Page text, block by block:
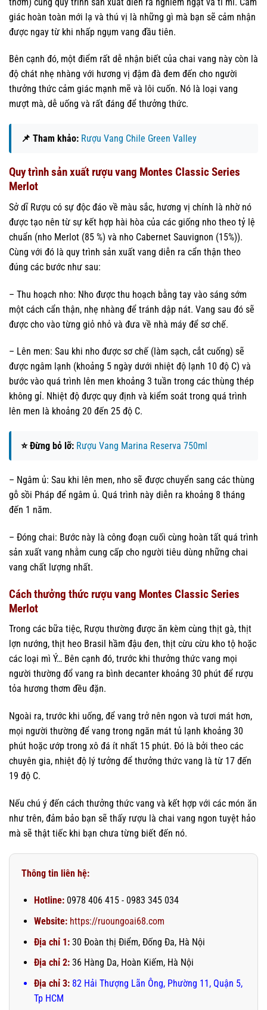
giác hoàn toàn mới lạ và thú vị là những gì mà bạn sẽ cảm nhận
được ngay từ khi nhấp ngụm vang đầu tiên.
Bên cạnh đó, một điểm rất dễ nhận biết của chai vang này còn là
độ chát nhẹ nhàng với hương vị đậm đà đem đến cho người
thưởng thức cảm giác mạnh mẽ và lôi cuốn. Nó là loại vang
mượt mà, dễ uống và rất đáng để thưởng thức.
📌 Tham khảo: Rượu Vang Chile Green Valley
Quy trình sản xuất rượu vang Montes Classic Series
Merlot
Sở dĩ Rượu có sự độc đáo về màu sắc, hương vị chính là nhờ nó
được tạo nên từ sự kết hợp hài hòa của các giống nho theo tỷ lệ
chuẩn (nho Merlot (85 %) và nho Cabernet Sauvignon (15%)).
Cùng với đó là quy trình sản xuất vang diễn ra cẩn thận theo
đúng các bước như sau:
– Thu hoạch nho: Nho được thu hoạch bằng tay vào sáng sớm
một cách cẩn thận, nhẹ nhàng để tránh dập nát. Vang sau đó sẽ
được cho vào từng giỏ nhỏ và đưa về nhà máy để sơ chế.
– Lên men: Sau khi nho được sơ chế (làm sạch, cắt cuống) sẽ
được ngâm lạnh (khoảng 5 ngày dưới nhiệt độ lạnh 10 độ C) và
bước vào quá trình lên men khoảng 3 tuần trong các thùng thép
không gỉ. Nhiệt độ được quy định và kiểm soát trong quá trình
lên men là khoảng 20 đến 25 độ C.
⭐ Đừng bỏ lỡ: Rượu Vang Marina Reserva 750ml
– Ngâm ủ: Sau khi lên men, nho sẽ được chuyển sang các thùng
gỗ sồi Pháp để ngâm ủ. Quá trình này diễn ra khoảng 8 tháng
đến 1 năm.
– Đóng chai: Bước này là công đoạn cuối cùng hoàn tất quá trình
sản xuất vang nhằm cung cấp cho người tiêu dùng những chai
vang chất lượng nhất.
Cách thưởng thức rượu vang Montes Classic Series
Merlot
Trong các bữa tiệc, Rượu thường được ăn kèm cùng thịt gà, thịt
lợn nướng, thịt heo Brasil hầm đậu đen, thịt cừu cừu kho tộ hoặc
các loại mì Ý… Bên cạnh đó, trước khi thưởng thức vang mọi
người thường đổ vang ra bình decanter khoảng 30 phút để rượu
tỏa hương thơm đều đặn.
Ngoài ra, trước khi uống, để vang trở nên ngon và tươi mát hơn,
mọi người thường để vang trong ngăn mát tủ lạnh khoảng 30
phút hoặc ướp trong xô đá ít nhất 15 phút. Đó là bởi theo các
chuyên gia, nhiệt độ lý tưởng để thưởng thức vang là từ 17 đến
19 độ C.
Nếu chú ý đến cách thưởng thức vang và kết hợp với các món ăn
như trên, đảm bảo bạn sẽ thấy rượu là chai vang ngon tuyệt hảo
mà sẽ thật tiếc khi bạn chưa từng biết đến nó.
Thông tin liên hệ:
Hotline:0978 406 415 - 0983 345 034
Website: https://ruoungoai68.com
Địa chỉ 1:30 Đoàn thị Điểm, Đống Đa, Hà Nội
Địa chỉ 2:36 Hàng Da, Hoàn Kiếm, Hà Nội
Địa chỉ 3:82 Hải Thượng Lãn Ông, Phường 11, Quận 5,
Tp HCM